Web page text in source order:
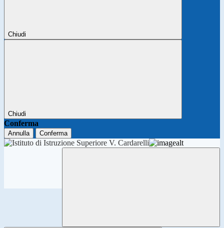
Chiudi
Chiudi
Conferma
Annulla Conferma